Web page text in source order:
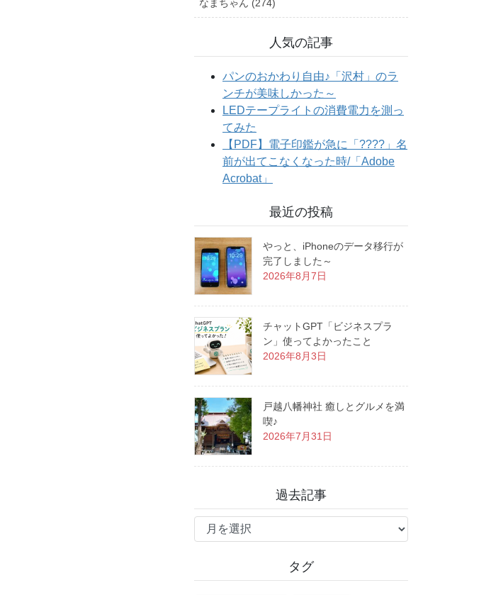
なまちゃん (274)
人気の記事
最近の投稿
やっと、iPhoneのデータ移行が
完了しました～
2026年8月7日
チャットGPT「ビジネスプラ
ン」使ってよかったこと
2026年8月3日
戸越八幡神社 癒しとグルメを満
喫♪
2026年7月31日
過去記事
過
タグ